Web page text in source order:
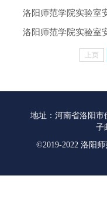
洛阳师范学院实验室
洛阳师范学院实验室
上页
地址：河南省洛阳
子
©2019-2022 洛阳